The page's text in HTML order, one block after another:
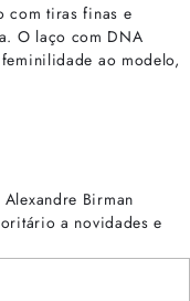
com tiras finas e
O laço com DNA
ao modelo,
Birman
a novidades e